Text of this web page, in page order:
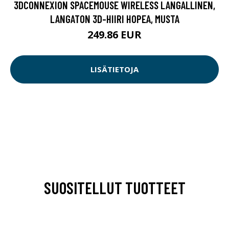
3DCONNEXION SPACEMOUSE WIRELESS LANGALLINEN,
LANGATON 3D-HIIRI HOPEA, MUSTA
249.86 EUR
LISÄTIETOJA
SUOSITELLUT TUOTTEET